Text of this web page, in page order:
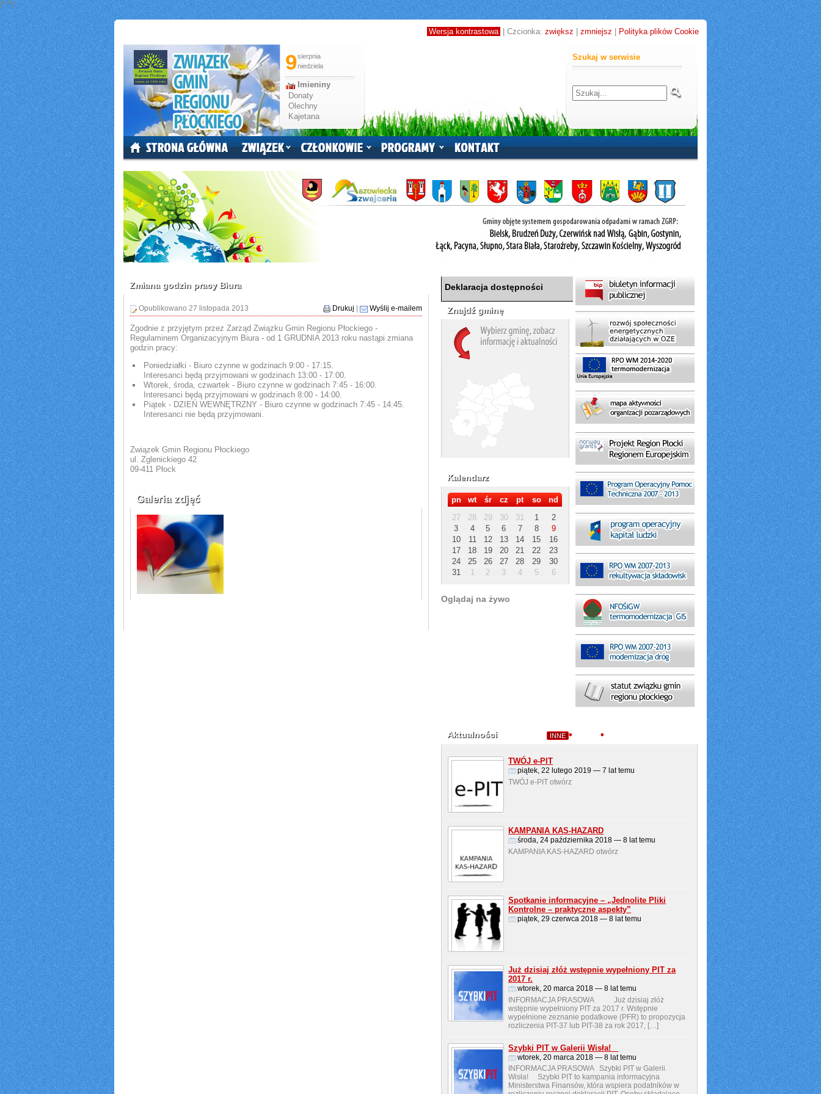
/**/
Wersja kontrastowa | Czcionka:zwiększ |zmniejsz Polityka plików Cookie
9 sierpnia
niedziela
Imieniny
Donaty
Olechny
Kajetana
Szukaj w serwisie
Zmiana godzin pracy Biura
Opublikowano 27 listopada 2013 Drukuj Wyślij e-mailem
Zgodnie z przyjętym przez Zarząd Związku Gmin Regionu Płockiego -
Regulaminem Organizacyjnym Biura - od 1 GRUDNIA 2013 roku nastąpi zmiana
godzin pracy:
Poniedziałki - Biuro czynne w godzinach 9:00 - 17:15.
Interesanci będą przyjmowani w godzinach 13:00 - 17:00.
Wtorek, środa, czwartek - Biuro czynne w godzinach 7:45 - 16:00.
Interesanci będą przyjmowani w godzinach 8:00 - 14:00.
Piątek - DZIEŃ WEWNĘTRZNY - Biuro czynne w godzinach 7:45 - 14:45.
Interesanci nie będą przyjmowani.
Związek Gmin Regionu Płockiego
ul. Zglenickiego 42
09-411 Płock
Galeria zdjęć
Deklaracja dostępności
Znajdź gminę
Kalendarz
pn wt śr cz pt so
nd
27
28 29 30 31 1
2
3
4 5 6 7 8
9
10
11 12 13 14 15
16
17
18 19 20 21 22
23
24
25 26 27 28 29
30
31
1 2 3 4 5 6
Oglądaj na żywo
Aktualności INNE • •
TWÓJ e-PIT
piątek, 22 lutego 2019 — 7 lat temu
TWÓJ e-PIT otwórz
KAMPANIA KAS-HAZARD
środa, 24 października 2018 — 8 lat temu
KAMPANIA KAS-HAZARD otwórz
Spotkanie informacyjne – „Jednolite Pliki
Kontrolne – praktyczne aspekty”
piątek, 29 czerwca 2018 — 8 lat temu
Już dzisiaj złóż wstępnie wypełniony PIT za
2017 r.
wtorek, 20 marca 2018 — 8 lat temu
INFORMACJA PRASOWA Już dzisiaj złóż
wstępnie wypełniony PIT za 2017 r. Wstępnie
wypełnione zeznanie podatkowe (PFR) to propozycja
rozliczenia PIT-37 lub PIT-38 za rok 2017, […]
Szybki PIT w Galerii Wisła!
wtorek, 20 marca 2018 — 8 lat temu
INFORMACJA PRASOWA Szybki PIT w Galerii
Wisła! Szybki PIT to kampania informacyjna
Ministerstwa Finansów, która wspiera podatników w